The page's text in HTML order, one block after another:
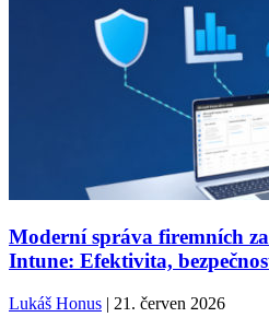
Moderní správa firemních
Intune: Efektivita,
Lukáš Honus | 21. červen 2026